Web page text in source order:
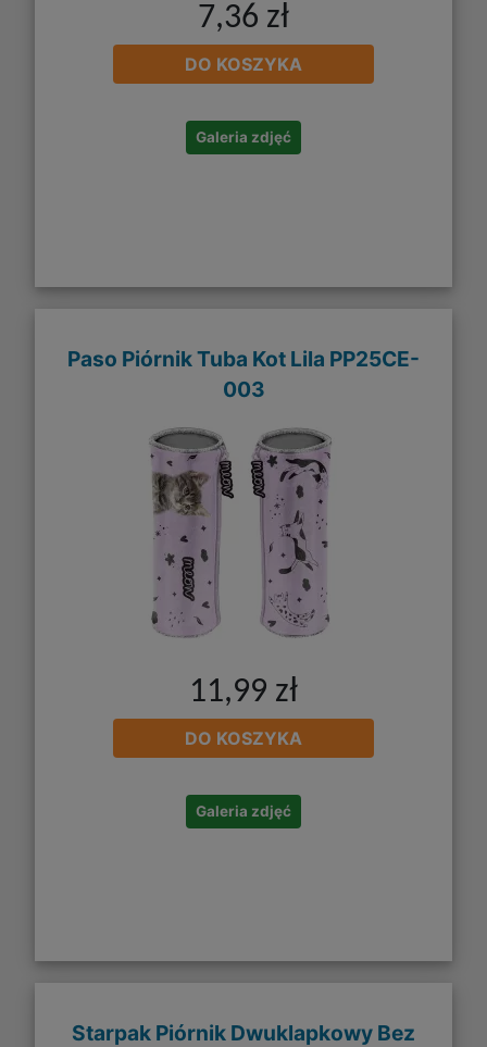
7,36 zł
DO KOSZYKA
Galeria zdjęć
Paso Piórnik Tuba Kot Lila PP25CE-
003
11,99 zł
DO KOSZYKA
Galeria zdjęć
Starpak Piórnik Dwuklapkowy Bez